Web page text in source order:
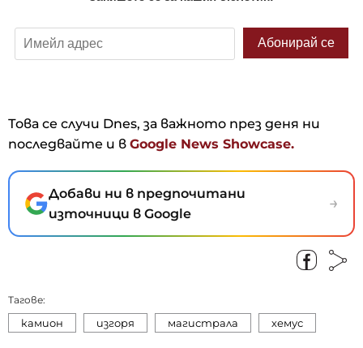
Това се случи Dnes, за важното през деня ни
последвайте и в Google News Showcase.
Добави ни в предпочитани
източници в Google
→
Тагове:
камион изгоря магистрала хемус